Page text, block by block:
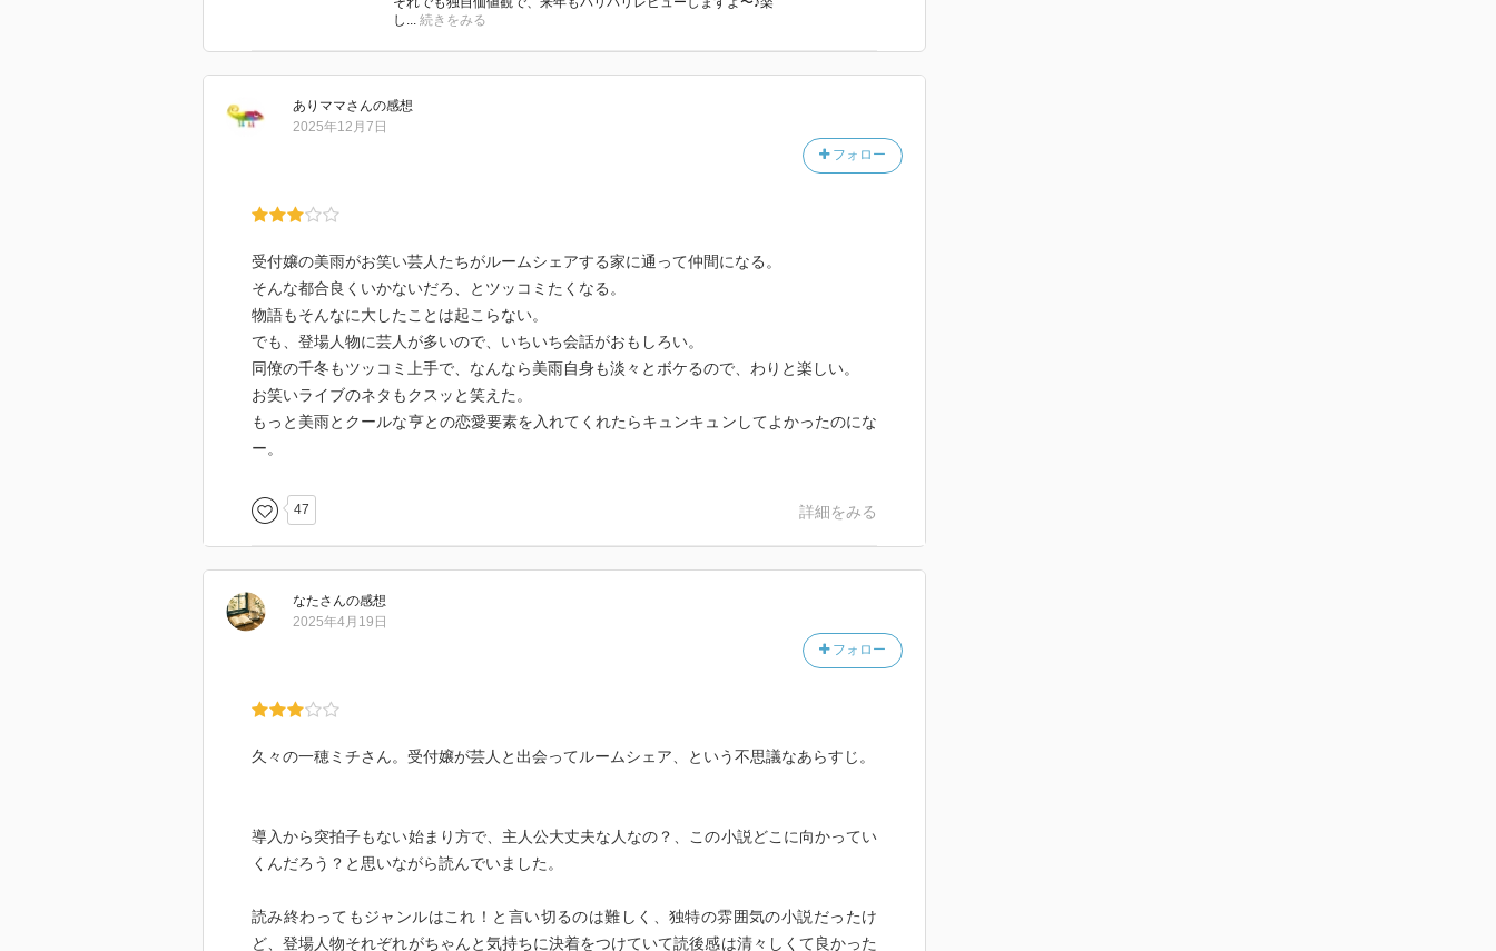
よいお年をお迎えくださいね。
(注:一穂さんへのお手紙風に読んでくださいね)
............って( ºДº)/ｵｲ！面倒くさいでしょ笑
し... 続きをみる
ありママさんの感想
フォロー
2025年12月7日
受付嬢の美雨がお笑い芸人たちがルームシェアする家に通って仲間になる。
そんな都合良くいかないだろ、とツッコミたくなる。
物語もそんなに大したことは起こらない。
でも、登場人物に芸人が多いので、いちいち会話がおもしろい。
同僚の千冬もツッコミ上手で、なんなら美雨自身も淡々とボケるので、わりと楽しい。
お笑いライブのネタもクスッと笑えた。
もっと美雨とクールな亨との恋愛要素を入れてくれたらキュンキュンしてよかったのにな
ー。
47 詳細をみる
なたさんの感想
フォロー
2025年4月19日
久々の一穂ミチさん。受付嬢が芸人と出会ってルームシェア、という不思議なあらすじ。
導入から突拍子もない始まり方で、主人公大丈夫な人なの？、この小説どこに向かってい
くんだろう？と思いながら読んでいました。
読み終わってもジャンルはこれ！と言い切るのは難しく、独特の雰囲気の小説だったけ
ど、登場人物それぞれがちゃんと気持ちに決着をつけていて読後感は清々しくて良かった